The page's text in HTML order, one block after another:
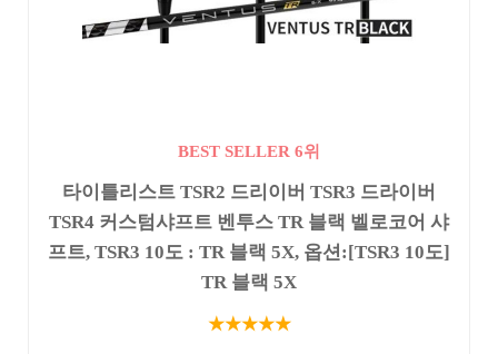
BEST SELLER 6위
타이틀리스트 TSR2 드리이버 TSR3 드라이버
TSR4 커스텀샤프트 벤투스 TR 블랙 벨로코어 샤
프트, TSR3 10도 : TR 블랙 5X, 옵션:[TSR3 10도]
TR 블랙 5X
★★★★★